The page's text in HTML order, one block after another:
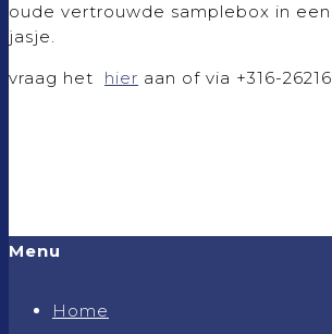
oude vertrouwde samplebox in
jasje.
vraag het hier aan of via +316-
Menu
Home